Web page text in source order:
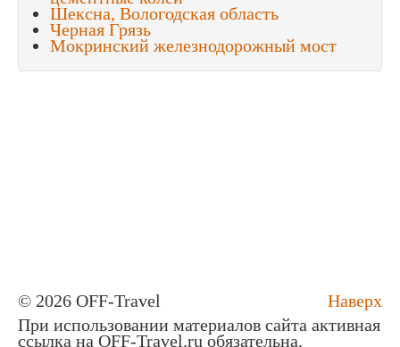
Шексна, Вологодская область
Черная Грязь
Мокринский железнодорожный мост
Наверх
© 2026 OFF-Travel
При использовании материалов сайта активная
ссылка на OFF-Travel.ru обязательна.